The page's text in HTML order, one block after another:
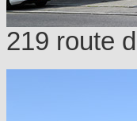
219 route